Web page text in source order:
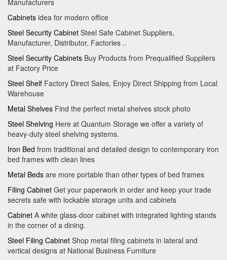
Manufacturers
Cabinets idea for modern office
Steel Security Cabinet Steel Safe Cabinet Suppliers,
Manufacturer, Distributor, Factories ..
Steel Security Cabinets Buy Products from Prequalified Suppliers
at Factory Price
Steel Shelf Factory Direct Sales, Enjoy Direct Shipping from Local
Warehouse
Metal Shelves Find the perfect metal shelves stock photo
Steel Shelving Here at Quantum Storage we offer a variety of
heavy-duty steel shelving systems.
Iron Bed from traditional and detailed design to contemporary iron
bed frames with clean lines
Metal Beds are more portable than other types of bed frames
Filing Cabinet Get your paperwork in order and keep your trade
secrets safe with lockable storage units and cabinets
Cabinet A white glass-door cabinet with integrated lighting stands
in the corner of a dining.
Steel Filing Cabinet Shop metal filing cabinets in lateral and
vertical designs at National Business Furniture